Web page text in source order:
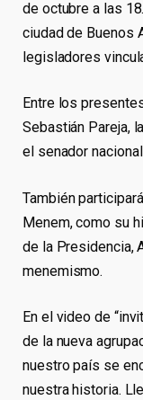
de octubre a las
ciudad de Buenos
legisladores
Entre los
Sebastián Pareja,
el senador
También
Menem, como su
de la Presidencia,
menemismo.
En el video de
de la nueva
nuestro país se
nuestra historia.